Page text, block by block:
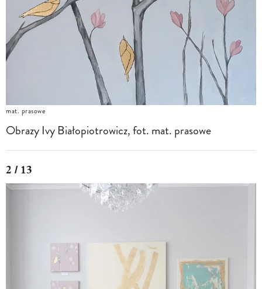
mat. prasowe
Obrazy Ivy Białopiotrowicz, fot. mat. prasowe
2 / 13